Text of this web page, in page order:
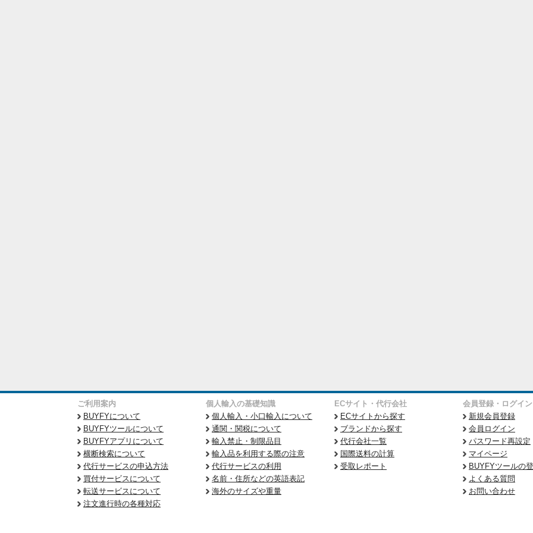
ご利用案内
BUYFYについて
BUYFYツールについて
BUYFYアプリについて
横断検索について
代行サービスの申込方法
買付サービスについて
転送サービスについて
注文進行時の各種対応
個人輸入の基礎知識
個人輸入・小口輸入について
通関・関税について
輸入禁止・制限品目
輸入品を利用する際の注意
代行サービスの利用
名前・住所などの英語表記
海外のサイズや重量
ECサイト・代行会社
ECサイトから探す
ブランドから探す
代行会社一覧
国際送料の計算
受取レポート
会員登録・ログイン
新規会員登録
会員ログイン
パスワード再設定
マイページ
BUYFYツールの
よくある質問
お問い合わせ